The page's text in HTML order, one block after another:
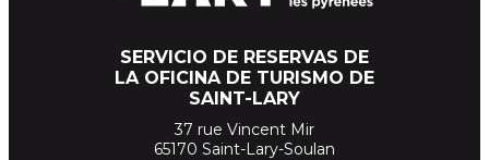
SERVICIO DE RESERVAS DE
LA OFICINA DE TURISMO DE
SAINT-LARY
37 rue Vincent Mir
65170 Saint-Lary-Soulan